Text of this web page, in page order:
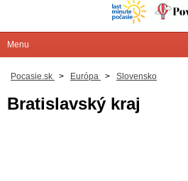
Pocasie.sk > Európa > Slovensko
Bratislavský kraj